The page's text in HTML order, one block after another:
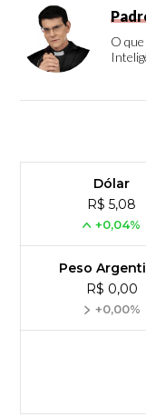
O
Dólar
R$ 5,08
+0,04%
Peso
R$ 0,00
+0,00%